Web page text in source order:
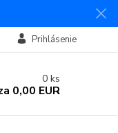
Prihlásenie
0 ks
0,00 EUR